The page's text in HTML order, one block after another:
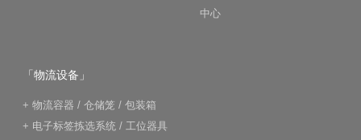
中心
「物流设备」
+ 物流容器 / 仓储笼 / 包装箱
+ 电子标签拣选系统 / 工位器具